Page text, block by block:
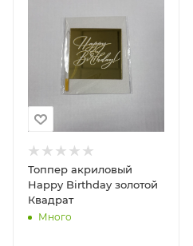
Топпер акриловый
Happy Birthday золотой
Квадрат
Много